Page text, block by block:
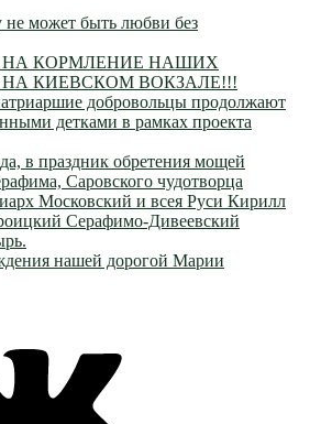
может быть любви без
КОРМЛЕНИЕ НАШИХ
КИЕВСКОМ ВОКЗАЛЕ!!!
добровольцы продолжают
детками в рамках проекта
в праздник обретения мощей
Саровского чудотворца
Московский и всея Руси Кирилл
Серафимо-Дивеевский
нашей дорогой Марии